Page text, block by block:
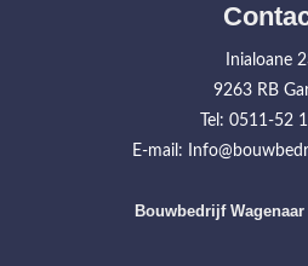
Inialoane
9263 RB
Tel: 0511-52
E-mail:
Bouwbedrijf